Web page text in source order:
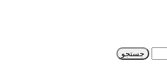
جستجو